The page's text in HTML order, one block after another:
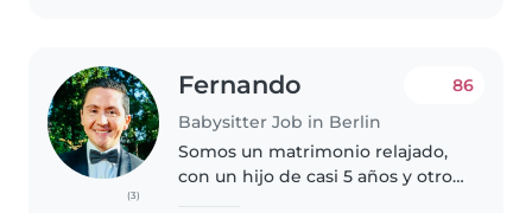
(3)
Fernando
Babysitter Job in Berlin
86
Somos un matrimonio relajado,
con un hijo de casi 5 años y otro